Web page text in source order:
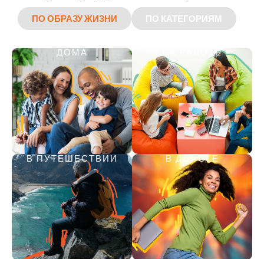
ПО ОБРАЗУ ЖИЗНИ ПО КАТЕГОРИЯМ
ДОМА НА РАБОТЕ
В ПУТЕШЕСТВИИ В ДОРОГЕ